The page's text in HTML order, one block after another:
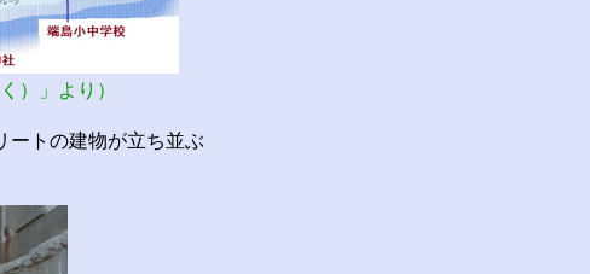
）」より）
ートの建物が立ち並ぶ